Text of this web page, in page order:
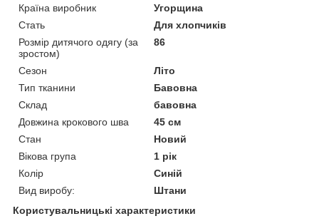
Країна виробник
Угорщина
Стать
Для хлопчиків
Розмір дитячого одягу (за
зростом)
86
Сезон
Літо
Тип тканини
Бавовна
Склад
бавовна
Довжина крокового шва
45 см
Стан
Новий
Вікова група
1 рік
Колір
Синій
Вид виробу:
Штани
Користувальницькі характеристики